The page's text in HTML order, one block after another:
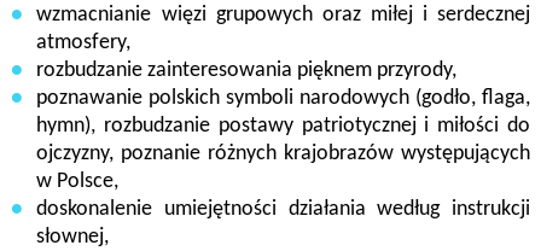
wzmacnianie więzi grupowych oraz miłej i serdecznej
atmosfery,
rozbudzanie zainteresowania pięknem przyrody,
poznawanie polskich symboli narodowych (godło, flaga,
hymn), rozbudzanie postawy patriotycznej i miłości do
ojczyzny, poznanie różnych krajobrazów występujących
w Polsce,
doskonalenie umiejętności działania według instrukcji
słownej,